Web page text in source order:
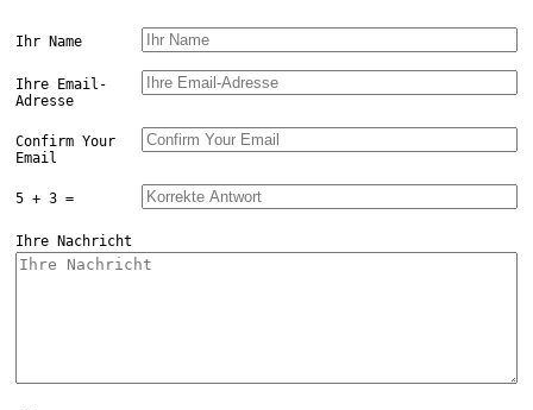
Ihr Name
Ihre Email-
Adresse
Confirm Your
Email
5 + 3 =
Ihre Nachricht